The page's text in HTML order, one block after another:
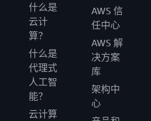
什么是
云计
算？
什么是
代理式
人工智
能？
云计算
AWS 信
任中心
AWS 解
决方案
库
架构中
心